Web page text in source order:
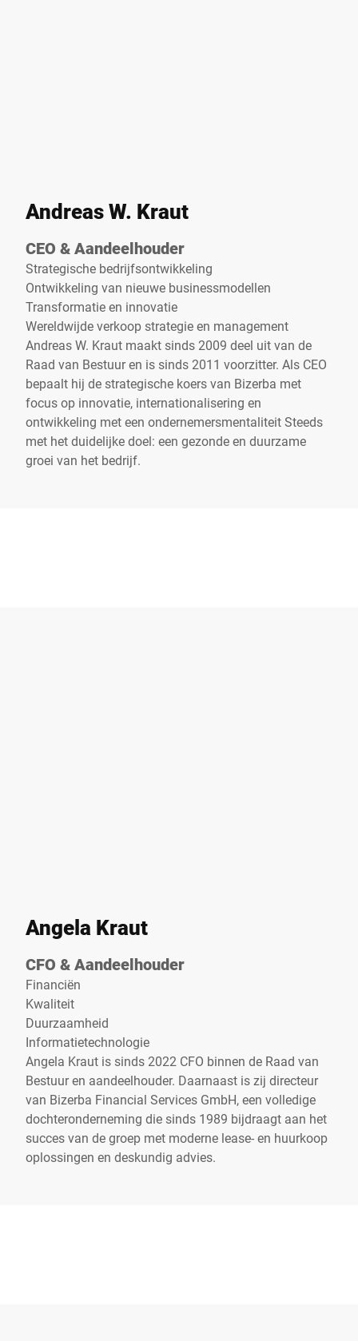
Andreas W. Kraut
CEO & Aandeelhouder
Strategische bedrijfsontwikkeling
Ontwikkeling van nieuwe businessmodellen
Transformatie en innovatie
Wereldwijde verkoop strategie en management
Andreas W. Kraut maakt sinds 2009 deel uit van de
Raad van Bestuur en is sinds 2011 voorzitter. Als CEO
bepaalt hij de strategische koers van Bizerba met
focus op innovatie, internationalisering en
ontwikkeling met een ondernemersmentaliteit Steeds
met het duidelijke doel: een gezonde en duurzame
groei van het bedrijf.
Angela Kraut
CFO & Aandeelhouder
Financiën
Kwaliteit
Duurzaamheid
Informatietechnologie
Angela Kraut is sinds 2022 CFO binnen de Raad van
Bestuur en aandeelhouder. Daarnaast is zij directeur
van Bizerba Financial Services GmbH, een volledige
dochteronderneming die sinds 1989 bijdraagt aan het
succes van de groep met moderne lease- en huurkoop
oplossingen en deskundig advies.